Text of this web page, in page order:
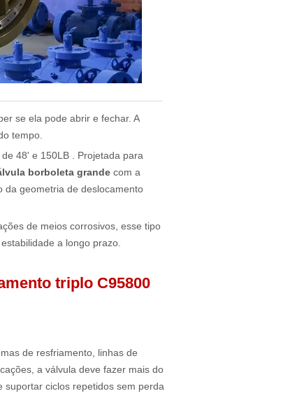
se ela pode abrir e fechar. A
tempo.
48' e 150LB . Projetada para
borboleta grande com a
da geometria de deslocamento
de meios corrosivos, esse tipo
a longo prazo.
triplo C95800
de resfriamento, linhas de
a válvula deve fazer mais do
ciclos repetidos sem perda